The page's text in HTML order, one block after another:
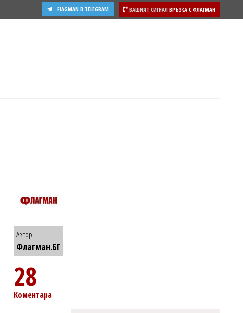
ВАШИЯТ СИГНАЛ ВРЪЗКА С ФЛАГМАН
FLAGMAN В TELEGRAM
Автор
Флагман.БГ
28
Коментара